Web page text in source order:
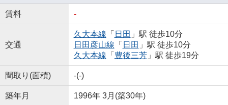
賃料 -
交通
久大本線 「 日田 」駅 徒歩10分
日田彦山線 「 日田 」駅 徒歩10分
久大本線 「 豊後三芳」駅 徒歩19分
間取り(面積) -(-)
築年月 1996年 3月(築30年)